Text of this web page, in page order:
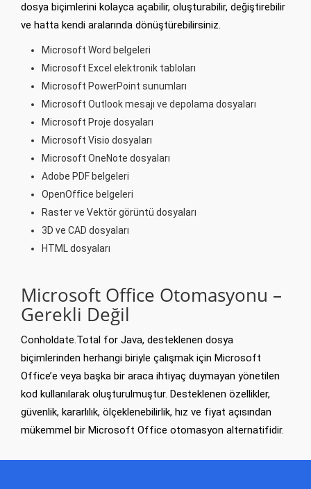
dosya biçimlerini kolayca açabilir, oluşturabilir, değiştirebilir
ve hatta kendi aralarında dönüştürebilirsiniz.
Microsoft Word belgeleri
Microsoft Excel elektronik tabloları
Microsoft PowerPoint sunumları
Microsoft Outlook mesajı ve depolama dosyaları
Microsoft Proje dosyaları
Microsoft Visio dosyaları
Microsoft OneNote dosyaları
Adobe PDF belgeleri
OpenOffice belgeleri
Raster ve Vektör görüntü dosyaları
3D ve CAD dosyaları
HTML dosyaları
Microsoft Office Otomasyonu –
Gerekli Değil
Conholdate.Total for Java, desteklenen dosya
biçimlerinden herhangi biriyle çalışmak için Microsoft
Office’e veya başka bir araca ihtiyaç duymayan yönetilen
kod kullanılarak oluşturulmuştur. Desteklenen özellikler,
güvenlik, kararlılık, ölçeklenebilirlik, hız ve fiyat açısından
mükemmel bir Microsoft Office otomasyon alternatifidir.